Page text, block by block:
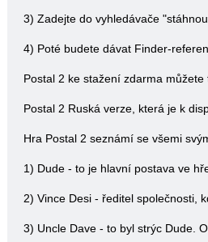
3) Zadejte do vyhledávače
4) Poté budete dávat Finder-
Postal 2 ke stažení zdarma
Postal 2 Ruská verze, která je k
Hra Postal 2 seznámí se všemi
1) Dude - to je hlavní postava ve
2) Vince Desi - ředitel společnosti,
3) Uncle Dave - to byl strýc Dude.